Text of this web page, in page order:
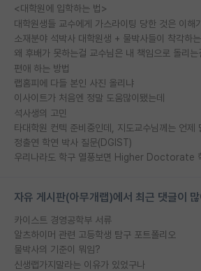
<대학원에 입학하는 법>
소재분야 석박사 대학원생 + 물박사들이 착각하
편애 하는 방법
랩홈피에 다들 본인 사진 올리냐
이사이트가 처음엔 정말 도움많이됐는데
석사생의 고민
정출연 학연 박사 질문(DGIST)
자유 게시판(아무개랩)에서 최근 댓글이
카이스트 경영공학부 서류
알츠하이머 관련 고등학생 탐구 포트폴리오
물박사의 기준이 뭐임?
신생랩가지말라는 이유가 있었구나